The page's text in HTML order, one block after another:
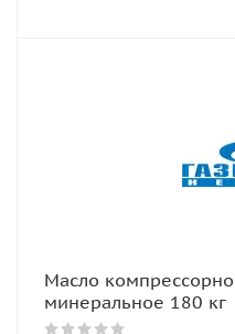
Масло
минеральное 180 кг